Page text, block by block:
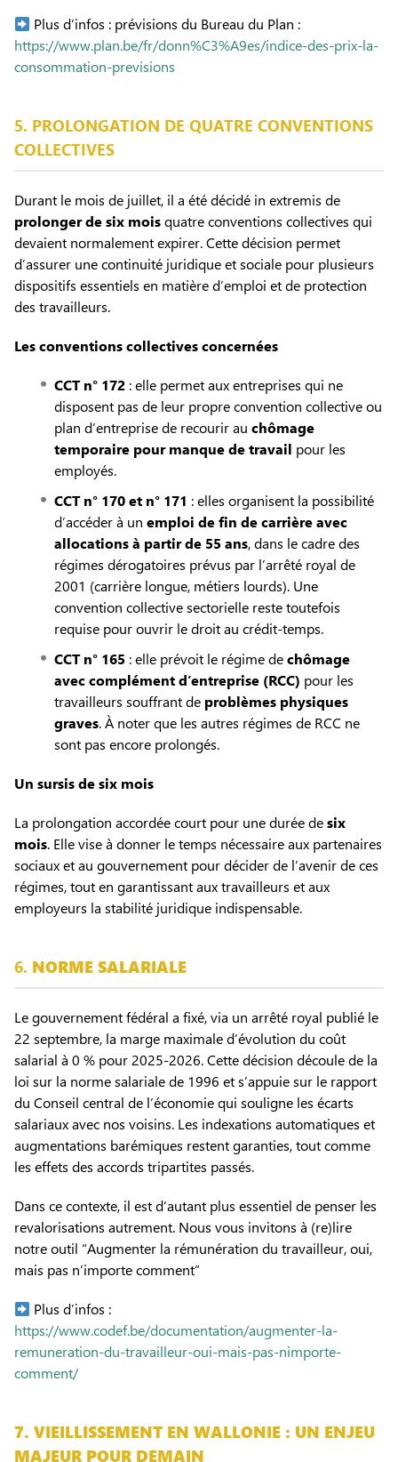
Plus d’infos : prévisions du Bureau du Plan :
https://www.plan.be/fr/donn%C3%A9es/indice-des-prix-la-
consommation-previsions
5. PROLONGATION DE QUATRE CONVENTIONS
COLLECTIVES
Durant le mois de juillet, il a été décidé in extremis de
prolonger de six moisquatre conventions collectives qui
devaient normalement expirer. Cette décision permet
d’assurer une continuité juridique et sociale pour plusieurs
dispositifs essentiels en matière d’emploi et de protection
des travailleurs.
Les conventions collectives concernées
CCT n° 172 : elle permet aux entreprises qui ne
disposent pas de leur propre convention collective ou
plan d’entreprise de recourir au chômage
temporaire pour manque de travail pour les
employés.
CCT n° 170 et n° 171 : elles organisent la possibilité
d’accéder à un emploi de fin de carrière avec
allocations à partir de 55 ans, dans le cadre des
régimes dérogatoires prévus par l’arrêté royal de
2001 (carrière longue, métiers lourds). Une
convention collective sectorielle reste toutefois
requise pour ouvrir le droit au crédit-temps.
CCT n° 165 : elle prévoit le régime dechômage
avec complément d’entreprise (RCC) pour les
travailleurs souffrant de problèmes physiques
graves. À noter que les autres régimes de RCC ne
sont pas encore prolongés.
Un sursis de six mois
La prolongation accordée court pour une durée desix
mois. Elle vise à donner le temps nécessaire aux partenaires
sociaux et au gouvernement pour décider de l’avenir de ces
régimes, tout en garantissant aux travailleurs et aux
employeurs la stabilité juridique indispensable.
6. NORME SALARIALE
Le gouvernement fédéral a fixé, via un arrêté royal publié le
22 septembre, la marge maximale d’évolution du coût
salarial à 0 % pour 2025-2026. Cette décision découle de la
loi sur la norme salariale de 1996 et s’appuie sur le rapport
du Conseil central de l’économie qui souligne les écarts
salariaux avec nos voisins. Les indexations automatiques et
augmentations barémiques restent garanties, tout comme
les effets des accords tripartites passés.
Dans ce contexte, il est d’autant plus essentiel de penser les
revalorisations autrement. Nous vous invitons à (re)lire
notre outil “Augmenter la rémunération du travailleur, oui,
mais pas n’importe comment”
Plus d’infos :
https://www.codef.be/documentation/augmenter-la-
remuneration-du-travailleur-oui-mais-pas-nimporte-
comment/
7. VIEILLISSEMENT EN WALLONIE : UN ENJEU
MAJEUR POUR DEMAIN